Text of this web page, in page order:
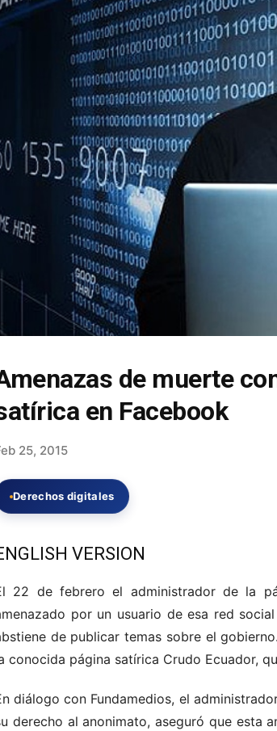
de muerte
en Facebook
25, 2015
Derechos digitales
VERSION
22 de febrero el administrador de la
por un usuario de esa red
de publicar temas sobre el
conocida página satírica Crudo Ecuador,
diálogo con Fundamedios, el
derecho al anonimato, aseguró que esta